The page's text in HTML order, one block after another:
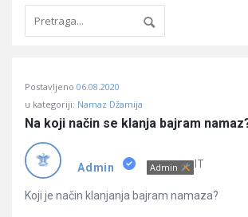
Učene
Latest
Pitanja
Postavljeno 06.08.2020
u kategoriji: Namaz Džamija
Na koji način se klanja bajram
Admin Admin IT
Koji je način klanjanja bajram namaza?